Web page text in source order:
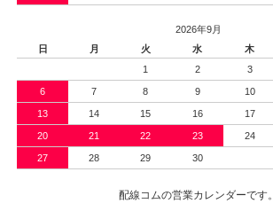
2026年9月
日
月 火 水 木
1
2 3
6 7 8 9 10
13 14 15 16 17
20 21 22 23 24
27 28 29 30
配線コムの営業カレンダーです。